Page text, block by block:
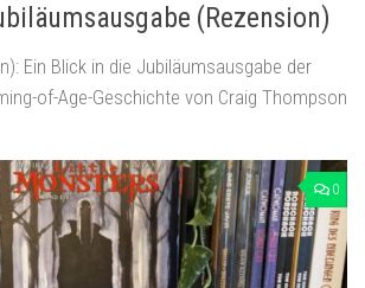
(Rezension)
Ein Blick in die Jubiläumsausgabe der
of-Age-Geschichte von Craig Thompson
0